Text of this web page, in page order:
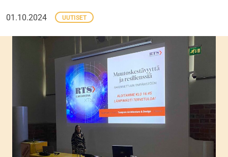
01.10.2024 UUTISET